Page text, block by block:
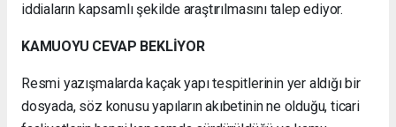
iddiaların kapsamlı şekilde araştırılmasını talep ediyor.
KAMUOYU CEVAP BEKLİYOR
Resmi yazışmalarda kaçak yapı tespitlerinin yer aldığı bir
dosyada, söz konusu yapıların akıbetinin ne olduğu, ticari